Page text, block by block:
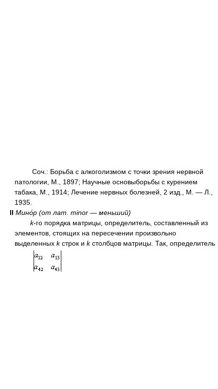
Соч.: Борьба с алкоголизмом с точки зрения нервной
патологии, М., 1897; Научные основыборьбы с курением
табака, М., 1914; Лечение нервных болезней, 2 изд., М. — Л.,
1935.
II Мино́р (от лат. minor — меньший)
k-го порядка матрицы, определитель, составленный из
элементов, стоящих на пересечении произвольно
выделенных kстрок и kстолбцов матрицы. Так, определитель